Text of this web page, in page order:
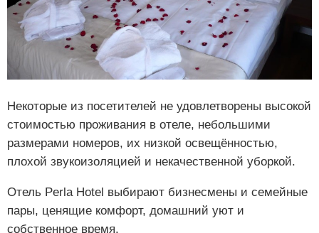
Некоторые из посетителей не удовлетворены высокой
стоимостью проживания в отеле, небольшими
размерами номеров, их низкой освещённостью,
плохой звукоизоляцией и некачественной уборкой.
Отель Perla Hotel выбирают бизнесмены и семейные
пары, ценящие комфорт, домашний уют и
собственное время.